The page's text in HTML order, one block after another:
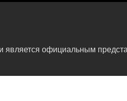
является официальным